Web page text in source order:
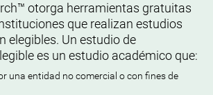
otorga herramientas gratuitas
que realizan estudios
elegibles. Un estudio de
es un estudio académico que:
una entidad no comercial o con fines de